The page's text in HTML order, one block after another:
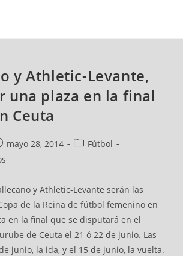
y Athletic-Levante,
una plaza en la final
Ceuta
mayo 28, 2014
Fútbol
y Athletic-Levante serán las
de la Reina de fútbol femenino en
en la final que se disputará en el
de Ceuta el 21 ó 22 de junio. Las
junio, la ida, y el 15 de junio, la vuelta.